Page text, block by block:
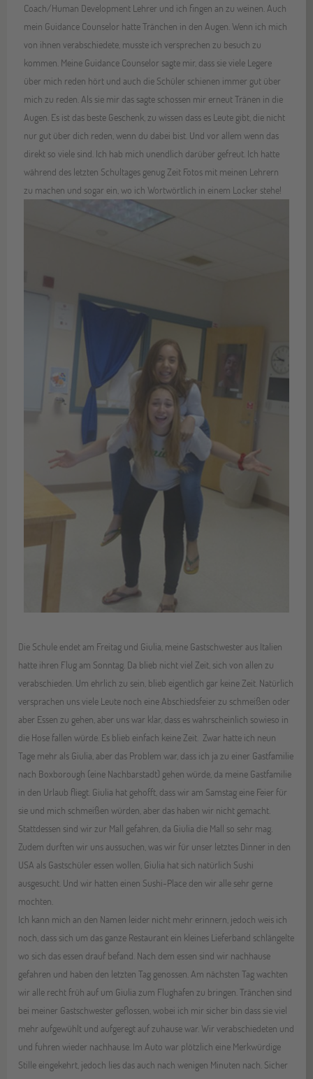
Coach/Human Development Lehrer und ich fingen an zu weinen. Auch
mein Guidance Counselor hatte Tränchen in den Augen. Wenn ich mich
von ihnen verabschiedete, musste ich versprechen zu besuch zu
kommen. Meine Guidance Counselor sagte mir, dass sie viele Legere
über mich reden hört und auch die Schüler schienen immer gut über
mich zu reden. Als sie mir das sagte schossen mir erneut Tränen in die
Augen. Es ist das beste Geschenk, zu wissen dass es Leute gibt, die nicht
nur gut über dich reden, wenn du dabei bist. Und vor allem wenn das
direkt so viele sind. Ich hab mich unendlich darüber gefreut. Ich hatte
während des letzten Schultages genug Zeit Fotos mit meinen Lehrern
zu machen und sogar ein, wo ich Wortwörtlich in einem Locker stehe!
Die Schule endet am Freitag und Giulia, meine Gastschwester aus Italien
hatte ihren Flug am Sonntag. Da blieb nicht viel Zeit, sich von allen zu
verabschieden. Um ehrlich zu sein, blieb eigentlich gar keine Zeit. Natürlich
versprachen uns viele Leute noch eine Abschiedsfeier zu schmeißen oder
aber Essen zu gehen, aber uns war klar, dass es wahrscheinlich sowieso in
die Hose fallen würde. Es blieb einfach keine Zeit. Zwar hatte ich neun
Tage mehr als Giulia, aber das Problem war, dass ich ja zu einer Gastfamilie
nach Boxborough (eine Nachbarstadt) gehen würde, da meine Gastfamilie
in den Urlaub fliegt. Giulia hat gehofft, dass wir am Samstag eine Feier für
sie und mich schmeißen würden, aber das haben wir nicht gemacht.
Stattdessen sind wir zur Mall gefahren, da Giulia die Mall so sehr mag.
Zudem durften wir uns aussuchen, was wir für unser letztes Dinner in den
USA als Gastschüler essen wollen, Giulia hat sich natürlich Sushi
ausgesucht. Und wir hatten einen Sushi-Place den wir alle sehr gerne
mochten.
Ich kann mich an den Namen leider nicht mehr erinnern, jedoch weis ich
noch, dass sich um das ganze Restaurant ein kleines Lieferband schlängelte
wo sich das essen drauf befand. Nach dem essen sind wir nachhause
gefahren und haben den letzten Tag genossen. Am nächsten Tag wachten
wir alle recht früh auf um Giulia zum Flughafen zu bringen. Tränchen sind
bei meiner Gastschwester geflossen, wobei ich mir sicher bin dass sie viel
mehr aufgewühlt und aufgeregt auf zuhause war. Wir verabschiedeten und
und fuhren wieder nachhause. Im Auto war plötzlich eine Merkwürdige
Stille eingekehrt, jedoch lies das auch nach wenigen Minuten nach. Sicher